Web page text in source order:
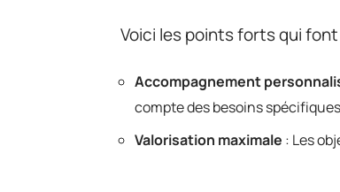
Voici les points forts qui
Accompagnement
compte des besoins
Valorisation maximale : Les